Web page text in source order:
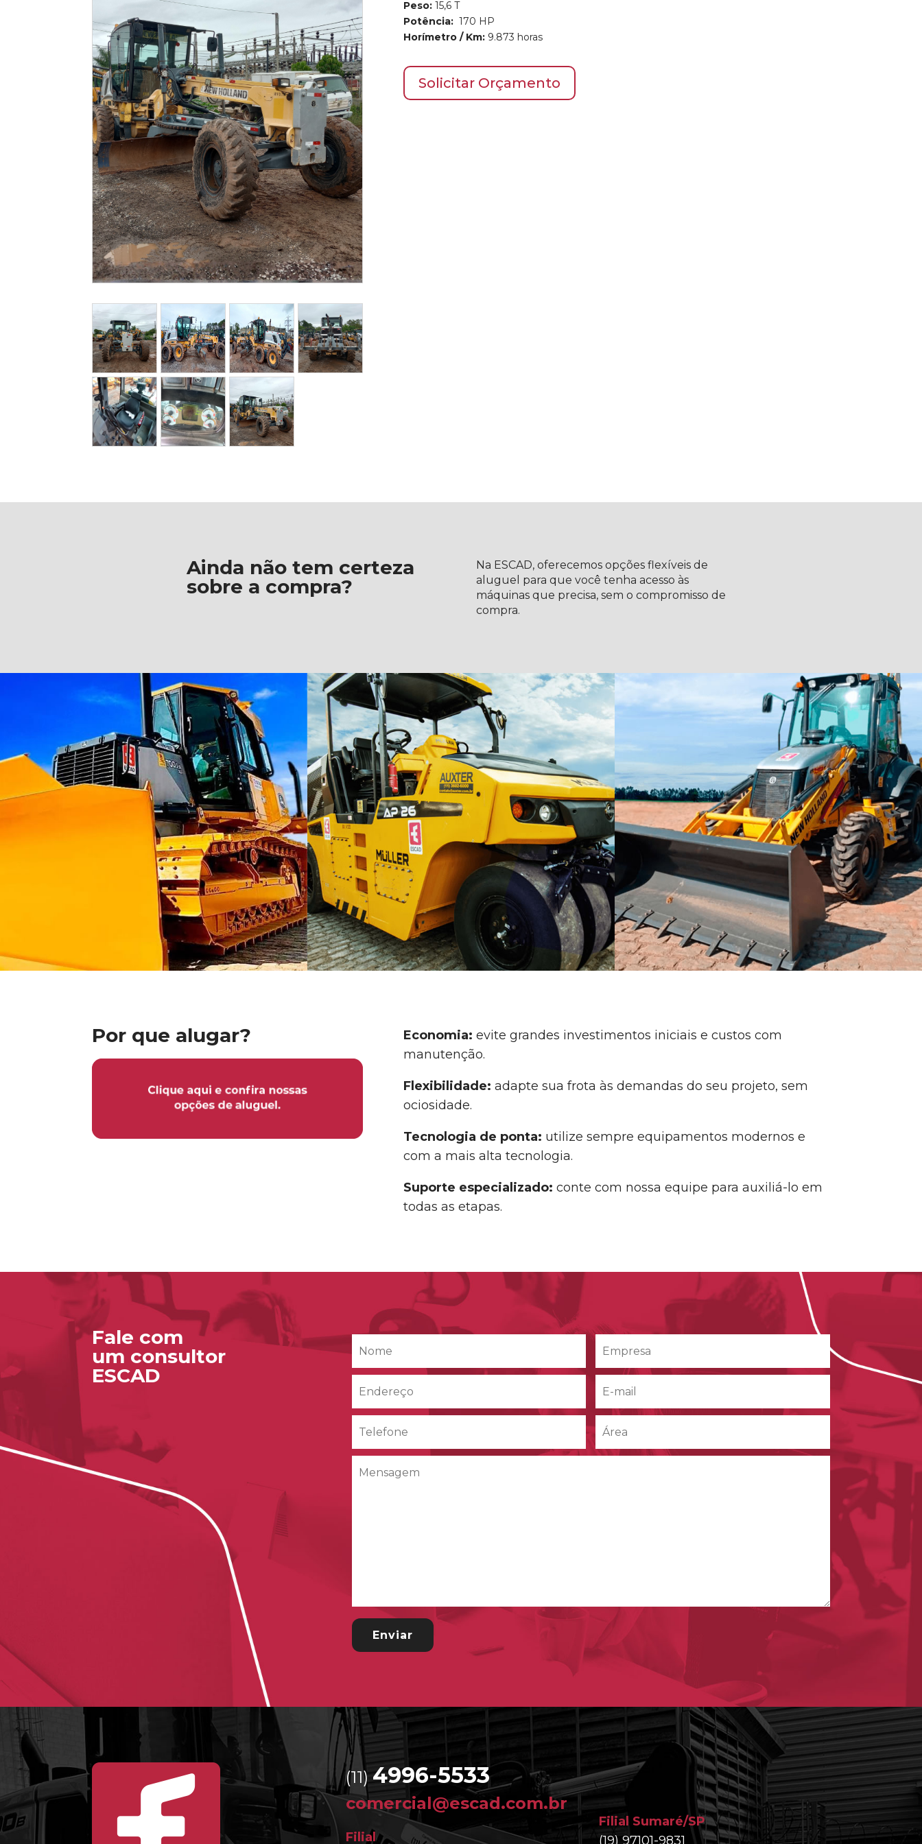
Peso: 15,6 T
Potência: 170 HP
Horímetro / Km: 9.873 horas
Solicitar Orçamento
Ainda não tem certeza
sobre a compra?
Na ESCAD, oferecemos opções flexíveis de
aluguel para que você tenha acesso às
máquinas que precisa, sem o compromisso de
compra.
Por que alugar? Economia: evite grandes investimentos iniciais e custos com
manutenção.
Flexibilidade: adapte sua frota às demandas do seu projeto, sem
ociosidade.
Tecnologia de ponta: utilize sempre equipamentos modernos e
com a mais alta tecnologia.
Suporte especializado: conte com nossa equipe para auxiliá-lo em
todas as etapas.
Fale com
um consultor
ESCAD
(11)4996-5533
comercial@escad.com.br
Filial
Filial Sumaré/SP
(19) 97101-9831